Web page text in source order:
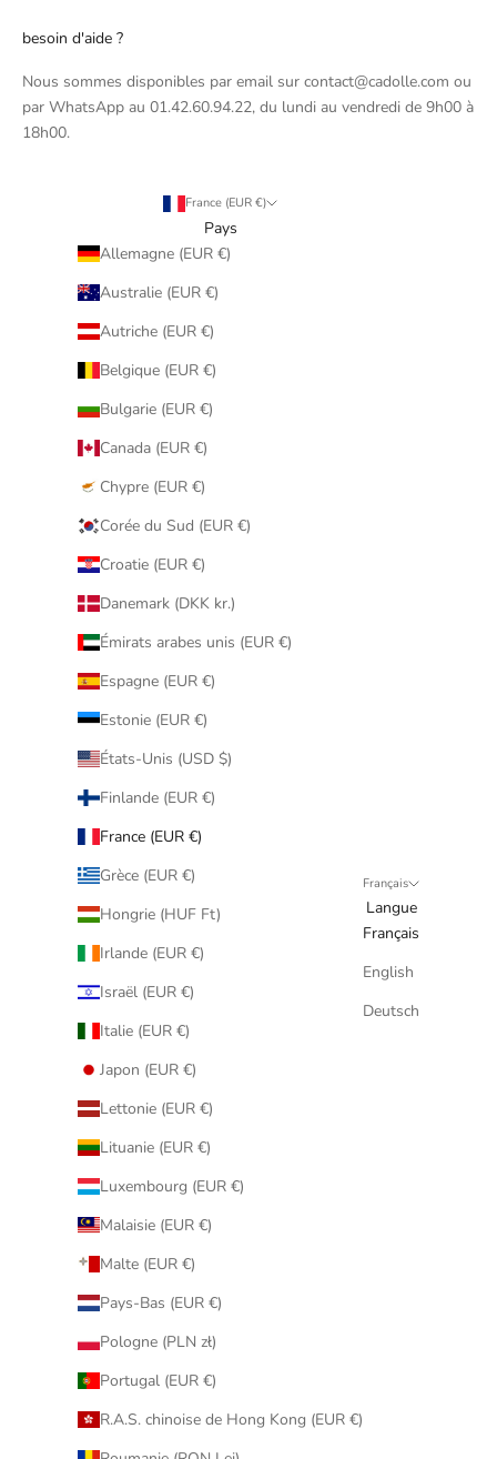
besoin d'aide ?
Nous sommes disponibles par email sur contact@cadolle.com ou
par WhatsApp au 01.42.60.94.22, du lundi au vendredi de 9h00 à
18h00.
France (EUR €)
Pays
Allemagne (EUR €)
Australie (EUR €)
Autriche (EUR €)
Belgique (EUR €)
Bulgarie (EUR €)
Canada (EUR €)
Chypre (EUR €)
Corée du Sud (EUR €)
Croatie (EUR €)
Danemark (DKK kr.)
Émirats arabes unis (EUR €)
Espagne (EUR €)
Estonie (EUR €)
États-Unis (USD $)
Finlande (EUR €)
France (EUR €)
Grèce (EUR €)
Hongrie (HUF Ft)
Irlande (EUR €)
Israël (EUR €)
Italie (EUR €)
Japon (EUR €)
Lettonie (EUR €)
Lituanie (EUR €)
Luxembourg (EUR €)
Malaisie (EUR €)
Malte (EUR €)
Pays-Bas (EUR €)
Pologne (PLN zł)
Portugal (EUR €)
R.A.S. chinoise de Hong Kong (EUR €)
Français
Langue
Français
English
Deutsch